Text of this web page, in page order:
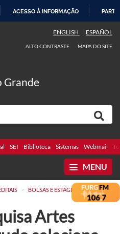
ACESSO À INFORMAÇÃO
ENGLISH ESPAÑOL
ALTO CONTRASTE MAPA DO SITE
Grande
SEI Biblioteca Sistemas Webmail
MENU
> BOLSAS E ESTÁGIOS
Artes